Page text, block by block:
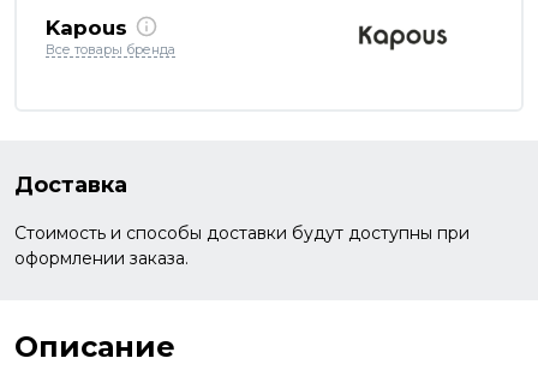
Kapous
Все товары бренда
Доставка
Стоимость и способы доставки будут доступны при
оформлении заказа.
Описание